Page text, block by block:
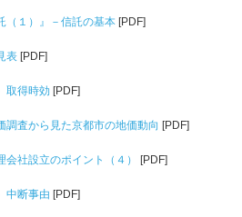
（１）』－信託の基本 [PDF]
表 [PDF]
取得時効 [PDF]
調査から見た京都市の地価動向 [PDF]
会社設立のポイント（４） [PDF]
中断事由 [PDF]